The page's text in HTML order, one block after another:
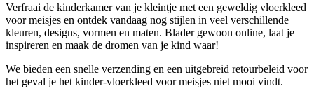
Verfraai de kinderkamer van je kleintje met een geweldig vloerkleed
voor meisjes en ontdek vandaag nog stijlen in veel verschillende
kleuren, designs, vormen en maten. Blader gewoon online, laat je
inspireren en maak de dromen van je kind waar!
We bieden een snelle verzending en een uitgebreid retourbeleid voor
het geval je het kinder-vloerkleed voor meisjes niet mooi vindt.